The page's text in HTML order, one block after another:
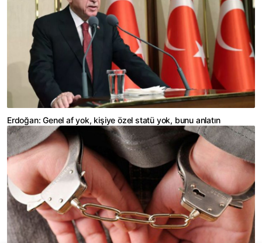
Erdoğan: Genel af yok, kişiye özel statü yok, bunu anlatın